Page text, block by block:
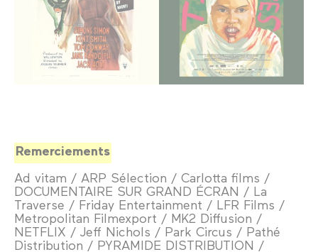
Remerciements
Ad vitam / ARP Sélection / Carlotta films /
DOCUMENTAIRE SUR GRAND ÉCRAN / La
Traverse / Friday Entertainment / LFR Films /
Metropolitan Filmexport / MK2 Diffusion /
NETFLIX / Jeff Nichols / Park Circus / Pathé
Distribution / PYRAMIDE DISTRIBUTION /